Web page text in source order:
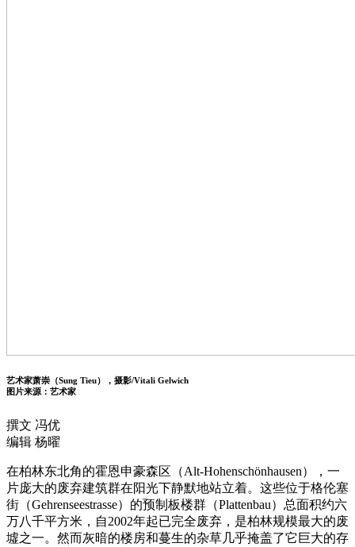
艺术家萧崇（Sung Tieu），摄影/Vitali Gelwich
图片来源：艺术家
撰文 冯优
编辑 杨曜
在柏林东北角的霍恩申豪森区（Alt-Hohenschönhausen），一
片庞大的废弃建筑群在阳光下静默地站立着。这些位于格伦塞
街（Gehrenseestrasse）的预制板楼群（Plattenbau）总面积约六
万八千平方米，自2002年起已完全废弃，是柏林规模最大的废
墟之一。然而灰暗的楼房和蔓生的杂草几乎掩盖了它巨大的存